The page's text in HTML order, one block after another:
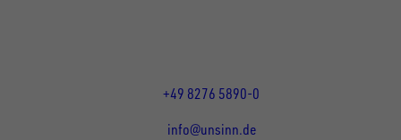
+49 8276 5890-0
info@unsinn.de